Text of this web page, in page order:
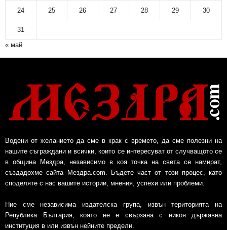
24 25 26 27 28 29 30
31
« май
Водени от желанието да сме в крак с времето, да сме полезни на
нашите съграждани и всички, които се интересуват от случващото се
в община Мездра, независимо в коя точка на света се намират,
създадохме сайта Мездра.com. Бъдете част от този процес, като
споделяте с нас вашите истории, мнения, успехи или проблеми.
Ние сме независима издателска група, извън територията на
Република България, която не е свързана с никоя държавна
институция в или извън нейните предели.